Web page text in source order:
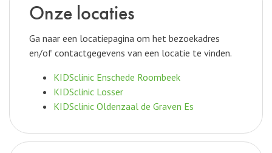
Onze locaties
Ga naar een locatiepagina om het bezoekadres
en/of contactgegevens van een locatie te vinden.
KIDSclinic Enschede Roombeek
KIDSclinic Losser
KIDSclinic Oldenzaal de Graven Es